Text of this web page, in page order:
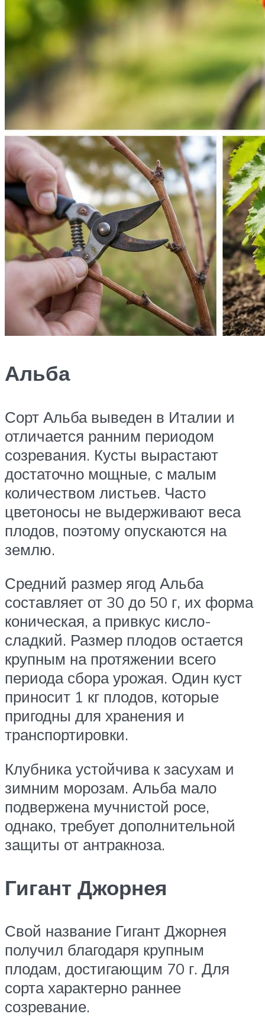
Альба
Сорт Альба выведен в Италии и
отличается ранним периодом
созревания. Кусты вырастают
достаточно мощные, с малым
количеством листьев. Часто
цветоносы не выдерживают веса
плодов, поэтому опускаются на
землю.
Средний размер ягод Альба
составляет от 30 до 50 г, их форма
коническая, а привкус кисло-
сладкий. Размер плодов остается
крупным на протяжении всего
периода сбора урожая. Один куст
приносит 1 кг плодов, которые
пригодны для хранения и
транспортировки.
Клубника устойчива к засухам и
зимним морозам. Альба мало
подвержена мучнистой росе,
однако, требует дополнительной
защиты от антракноза.
Гигант Джорнея
Свой название Гигант Джорнея
получил благодаря крупным
плодам, достигающим 70 г. Для
сорта характерно раннее
созревание.